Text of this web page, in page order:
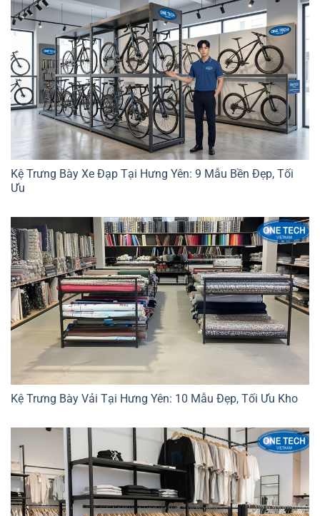
Kệ Trưng Bày Xe Đạp Tại Hưng Yên: 9 Mẫu Bền Đẹp, Tối
Ưu
Kệ Trưng Bày Vải Tại Hưng Yên: 10 Mẫu Đẹp, Tối Ưu Kho